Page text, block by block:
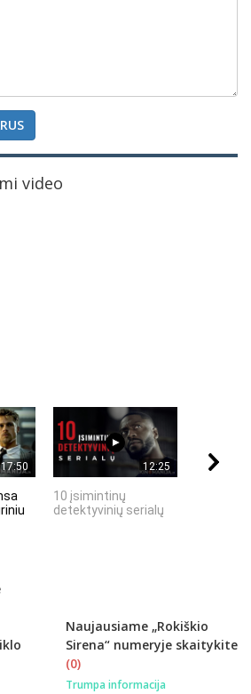
video
17:50 12:25
10 įsimintinų
detektyvinių serialų
Naujausiame „Rokiškio
Sirena“ numeryje skaitykite
(0)
Trumpa informacija